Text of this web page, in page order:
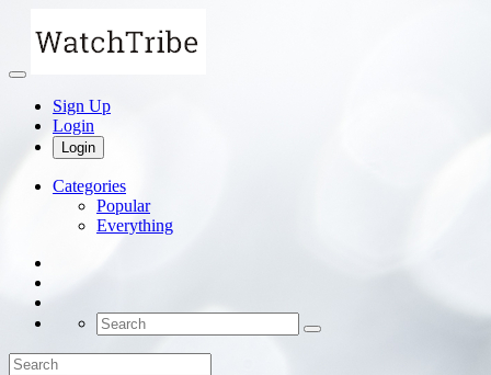
Sign Up
Login
Login
Categories
Popular
Everything